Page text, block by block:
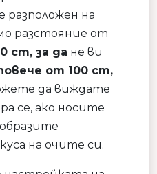
на
разстояние от
cm, за да не ви
от 100 cm,
да виждате
се, ако носите
на очите си.